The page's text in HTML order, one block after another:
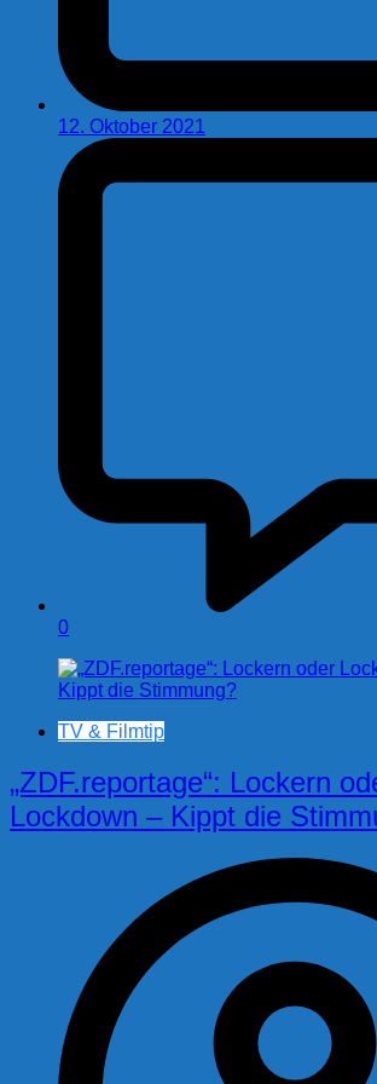
12. Oktober 2021
0
TV & Filmtip
„ZDF.reportage“: Lockern
Lockdown – Kippt die